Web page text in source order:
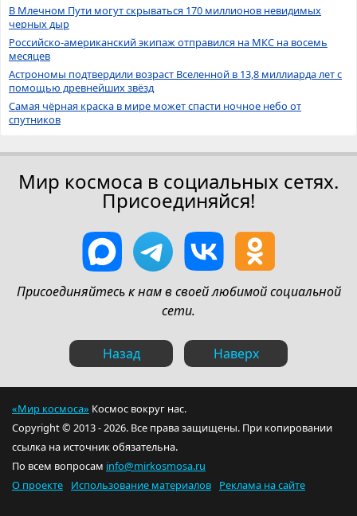
В Млечном Пути могут скрываться 170 миллионов невидимых
черных дыр
Российско-американский экипаж отправился на МКС на восемь
месяцев
Астрономы подтвердили возраст Вселенной в 13,8 миллиарда лет с
помощью древнейших звёзд
Самая чёрная краска в мире может спасти ночное небо от
спутников
Мир космоса в социальных сетях.
Присоединяйся!
Присоединяйтесь к нам в своей любимой социальной
сети.
Назад Наверх
«Мир космоса» Космос вокруг нас.
Copyright © 2013 - 2026. Все права защищены. При копировании
ссылка на источник обязательна.
По всем вопросам info@mirkosmosa.ru
О проекте
Использование материалов Реклама на сайте